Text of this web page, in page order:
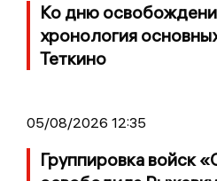
Ко дню
хронология
Теткино
05/08/2026 12:35
Группировка войск